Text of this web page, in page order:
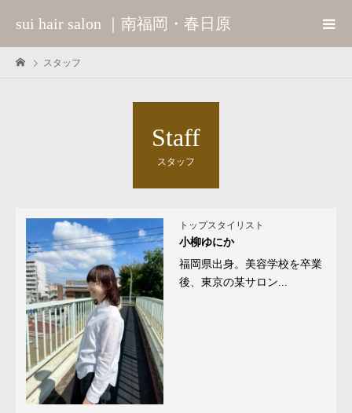
sui hair salon ｜南福岡・春日原
スタッフ
Staff
スタッフ
トップスタイリスト
小柳ゆにか
福岡県出身。美容学校を卒業
後、東京の某サロン...